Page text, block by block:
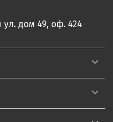
ул. дом 49, оф. 424